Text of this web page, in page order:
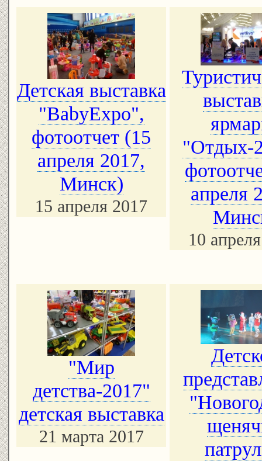
Детская выставка
"BabyExpo",
фотоотчет (15
апреля 2017,
Минск)
15 апреля 2017
"Отдых-
апреля
10
"Мир
детства-2017"
детская выставка
21 марта 2017